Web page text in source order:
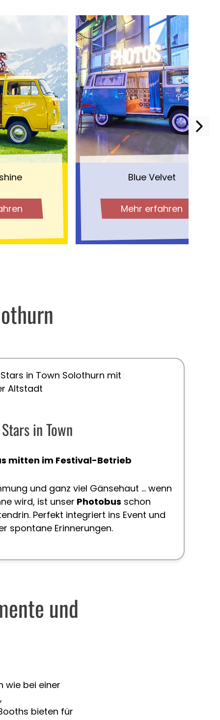
Blue Velvet
Mehr erfahren
Stars in Town
mitten im Festival-Betrieb
und ganz viel Gänsehaut … wenn
wird, ist unser Photobus schon
Perfekt integriert ins Event und
spontane Erinnerungen.
und
wie bei einer
bieten für